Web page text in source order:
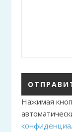
Нажимая